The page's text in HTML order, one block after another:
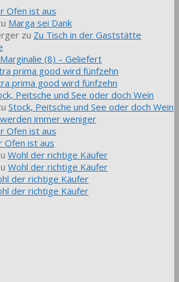
Ofen ist aus
Marga sei Dank
zu Zu Tisch in der Gaststätte
Marginalie (8) – Geliefert
prima good wird fünfzehn
prima good wird fünfzehn
Peitsche und See oder doch Wein
Stock, Peitsche und See oder doch Wein
immer weniger
Ofen ist aus
Ofen ist aus
Wohl der richtige Käufer
Wohl der richtige Käufer
der richtige Käufer
der richtige Käufer